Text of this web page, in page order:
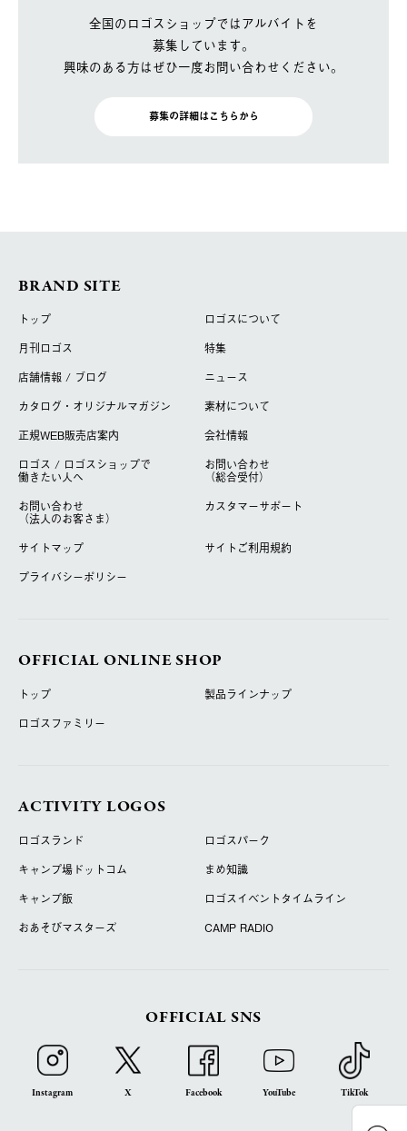
全国のロゴスショップではアルバイトを
募集しています。
興味のある方はぜひ一度お問い合わせください。
募集の詳細はこちらから
BRAND SITE
トップ
ロゴスについて
月刊ロゴス
特集
店舗情報 / ブログ
ニュース
カタログ・オリジナルマガジン
素材について
正規WEB販売店案内
会社情報
ロゴス / ロゴスショップで
働きたい人へ
お問い合わせ
（総合受付）
お問い合わせ
（法人のお客さま）
カスタマーサポート
サイトマップ
サイトご利用規約
プライバシーポリシー
OFFICIAL ONLINE SHOP
トップ
製品ラインナップ
ロゴスファミリー
ACTIVITY LOGOS
ロゴスランド
ロゴスパーク
キャンプ場ドットコム
まめ知識
キャンプ飯
ロゴスイベントタイムライン
おあそびマスターズ
CAMP RADIO
OFFICIAL SNS
Instagram X Facebook YouTube TikTok